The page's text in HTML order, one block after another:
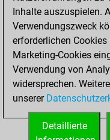
=1
=1
Inhalte auszuspielen.
Verwendungszweck
erforderlichen
Marketing-Cookies
Verwendung von
widersprechen.
unserer
Detaillierte